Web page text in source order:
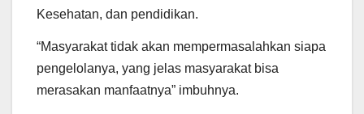
Kesehatan, dan pendidikan.
“Masyarakat tidak akan mempermasalahkan siapa
pengelolanya, yang jelas masyarakat bisa
merasakan manfaatnya” imbuhnya.